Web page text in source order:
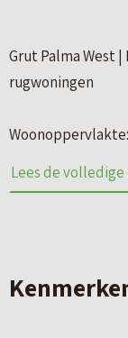
Grut Palma West
rugwoningen
De woning
Lees de